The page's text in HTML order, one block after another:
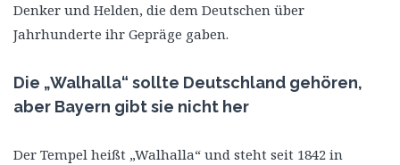
Denker und Helden, die dem Deutschen über
Jahrhunderte ihr Gepräge gaben.
Die „Walhalla“ sollte Deutschland gehören,
aber Bayern gibt sie nicht her
Der Tempel heißt „Walhalla“ und steht seit 1842 in